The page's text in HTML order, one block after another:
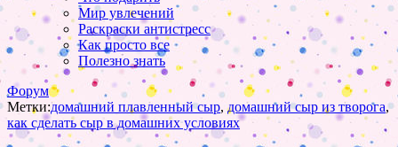
Мир увлечений
Раскраски антистресс
Как просто все
Полезно знать
Форум
Метки:домашний плавленный сыр,домашний сыр из творога,
как сделать сыр в домашних условиях